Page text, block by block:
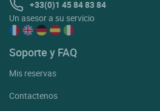
+33(0)1 45 84 83 84
Un asesor a su servicio
Soporte y FAQ
Mis reservas
Contactenos